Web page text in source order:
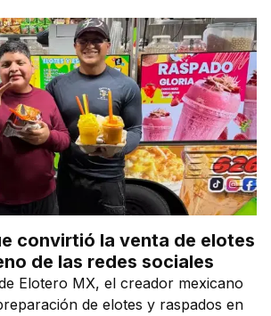
convirtió la venta de elotes
de las redes sociales
Elotero MX, el creador mexicano
de elotes y raspados en